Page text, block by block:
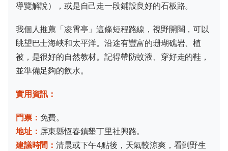
導覽解說），或是自己走一段鋪設良好的石板路。
我個人推薦「凌霄亭」這條短程路線，視野開闊，可以
眺望巴士海峽和太平洋。沿途有豐富的珊瑚礁岩、植
被，是很好的自然教材。記得帶防蚊液、穿好走的鞋，
並準備足夠的飲水。
實用資訊：
門票： 免費。
地址： 屏東縣恆春鎮墾丁里社興路。
建議時間：清晨或下午4點後，天氣較涼爽，看到野生